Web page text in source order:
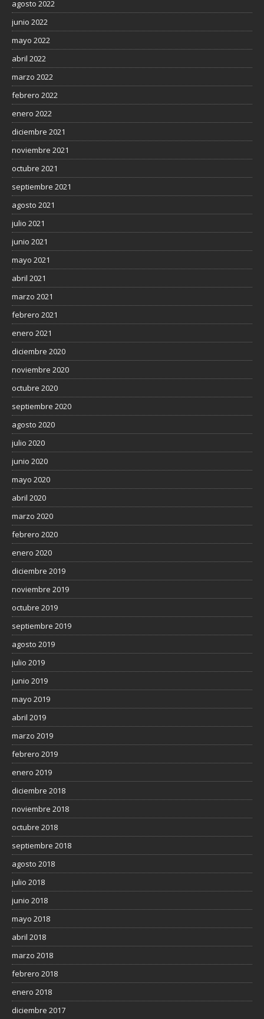
agosto 2022
junio 2022
mayo 2022
abril 2022
marzo 2022
febrero 2022
enero 2022
diciembre 2021
noviembre 2021
octubre 2021
septiembre 2021
agosto 2021
julio 2021
junio 2021
mayo 2021
abril 2021
marzo 2021
febrero 2021
enero 2021
diciembre 2020
noviembre 2020
octubre 2020
septiembre 2020
agosto 2020
julio 2020
junio 2020
mayo 2020
abril 2020
marzo 2020
febrero 2020
enero 2020
diciembre 2019
noviembre 2019
octubre 2019
septiembre 2019
agosto 2019
julio 2019
junio 2019
mayo 2019
abril 2019
marzo 2019
febrero 2019
enero 2019
diciembre 2018
noviembre 2018
octubre 2018
septiembre 2018
agosto 2018
julio 2018
junio 2018
mayo 2018
abril 2018
marzo 2018
febrero 2018
enero 2018
diciembre 2017